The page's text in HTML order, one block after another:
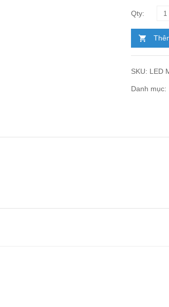
SKU: LED
Danh mục: